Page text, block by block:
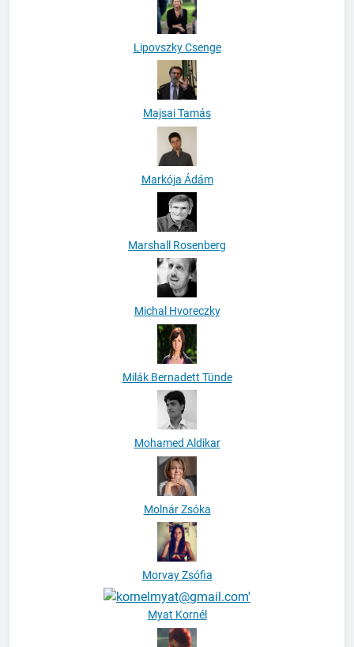
Lipovszky Csenge
Majsai Tamás
Markója Ádám
Marshall Rosenberg
Michal Hvoreczky
Milák Bernadett Tünde
Mohamed Aldikar
Molnár Zsóka
Morvay Zsófia
Myat Kornél